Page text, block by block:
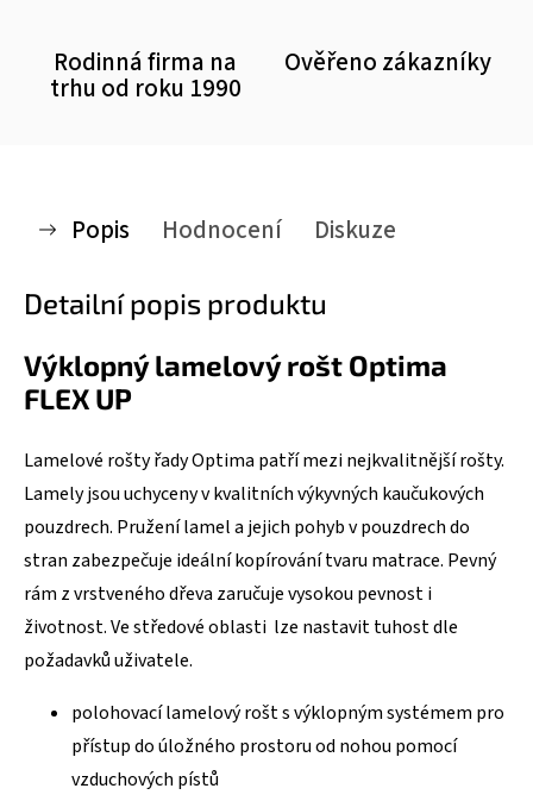
Rodinná firma na
trhu od roku 1990
Ověřeno zákazníky
Popis Hodnocení Diskuze
Detailní popis produktu
Výklopný lamelový rošt Optima
FLEX UP
Lamelové rošty řady Optima patří mezi nejkvalitnější rošty.
Lamely jsou uchyceny v kvalitních výkyvných kaučukových
pouzdrech. Pružení lamel a jejich pohyb v pouzdrech do
stran zabezpečuje ideální kopírování tvaru matrace. Pevný
rám z vrstveného dřeva zaručuje vysokou pevnost i
životnost. Ve středové oblasti lze nastavit tuhost dle
požadavků uživatele.
polohovací lamelový rošt s výklopným systémem pro
přístup do úložného prostoru od nohou pomocí
vzduchových pístů